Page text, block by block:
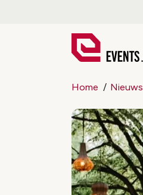
Home Nieuws